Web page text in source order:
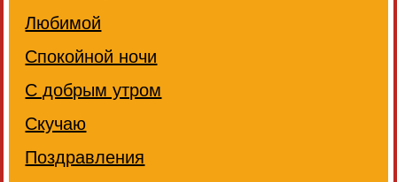
Любимой
Спокойной ночи
С добрым утром
Скучаю
Поздравления